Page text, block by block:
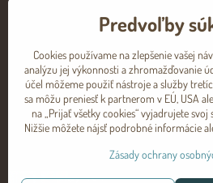
AKO POMÁHAME?
NAPÍŠ PUFKE
VEĽKOOBCHOD
Predvoľby
Cookies používame na zlepšenie vašej
analýzu jej výkonnosti a zhromažďovanie
účel môžeme použiť nástroje a služby
sa môžu preniesť k partnerom v EÚ, USA
na „Prijať všetky cookies“ vyjadrujete
Nižšie môžete nájsť podrobné informácie
Zásady ochrany